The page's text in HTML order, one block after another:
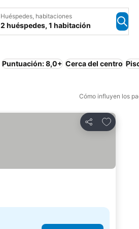
Huéspedes, habitaciones
2 huéspedes, 1 habitación
Puntuación: 8,0+ Cerca del centro
Cómo influyen los
Compartir
Añadir a